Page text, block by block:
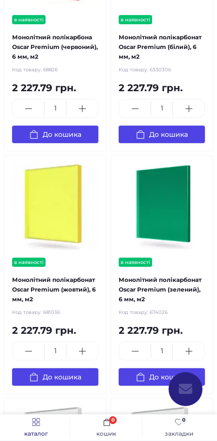
каталог закладки
0
кошик
0
в наявності
Монолітний полікарбона
Oscar Premium (червоний),
6 мм, м2
Код товару: 68826
2 227.79 грн.
До кошика
в наявності
Монолітний полікарбонат
Oscar Premium (білий), 6
мм, м2
Код товару: 6330306
2 227.79 грн.
До кошика
в наявності
Монолітний полікарбонат
Oscar Premium (жовтий), 6
мм, м2
Код товару: 681036
2 227.79 грн.
До кошика
в наявності
Монолітний полікарбонат
Oscar Premium (зелений),
6 мм, м2
Код товару: 674026
2 227.79 грн.
До кошика